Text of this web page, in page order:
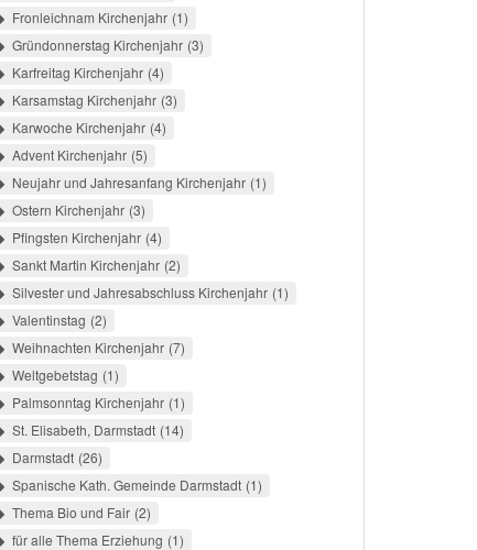
Fronleichnam Kirchenjahr 1
Gründonnerstag Kirchenjahr 3
Karfreitag Kirchenjahr 4
Karsamstag Kirchenjahr 3
Karwoche Kirchenjahr 4
Advent Kirchenjahr 5
Neujahr und Jahresanfang Kirchenjahr 1
Ostern Kirchenjahr 3
Pfingsten Kirchenjahr 4
Sankt Martin Kirchenjahr 2
Silvester und Jahresabschluss Kirchenjahr 1
Valentinstag 2
Weihnachten Kirchenjahr 7
Weltgebetstag 1
Palmsonntag Kirchenjahr 1
St. Elisabeth, Darmstadt 14
Darmstadt 26
Spanische Kath. Gemeinde Darmstadt 1
Thema Bio und Fair 2
für alle Thema Erziehung 1